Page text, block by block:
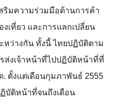
สริมความร่วมมือด้านการค้า
เที่ยว และการแลกเปลี่ยน
หว่างกัน ทั้งนี้ ไทยปฏิบัติตาม
ส่งเจ้าหน้าที่ไปปฏิบัติหน้าที่ที่
. ตั้งแต่เดือนกุมภาพันธ์ 2555
บัติหน้าที่จนถึงเดือน